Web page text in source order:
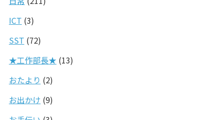
ICT (3)
SST (72)
★工作部長★ (13)
おたより (2)
お出かけ (9)